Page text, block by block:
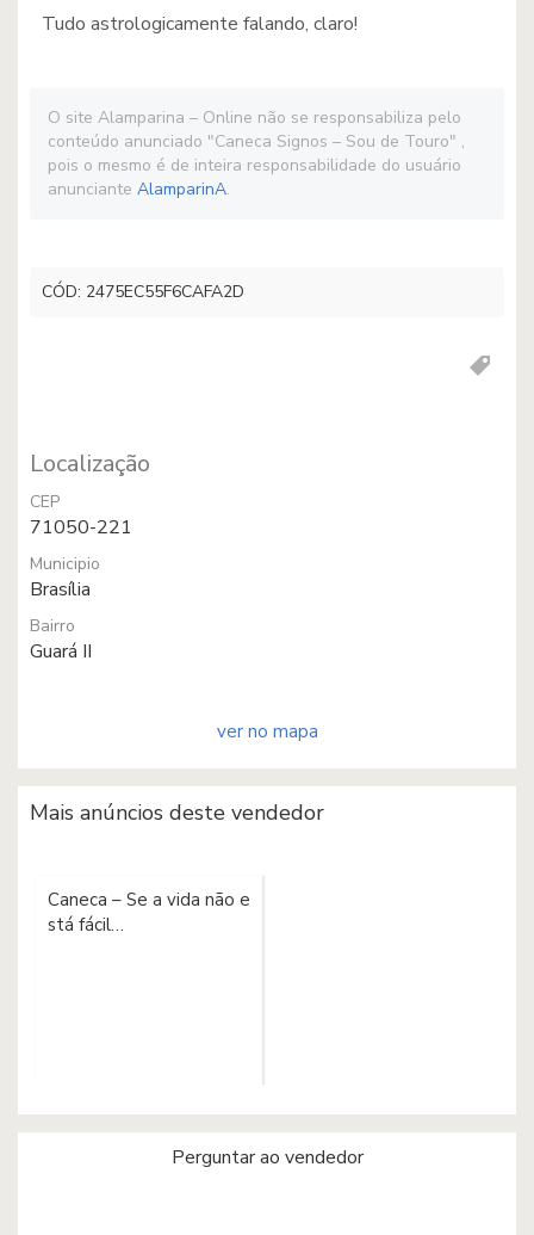
Tudo astrologicamente falando, claro!
O site Alamparina – Online não se responsabiliza pelo
conteúdo anunciado "Caneca Signos – Sou de Touro" ,
pois o mesmo é de inteira responsabilidade do usuário
anunciante AlamparinA.
CÓD: 2475EC55F6CAFA2D
Localização
CEP
71050-221
Municipio
Brasília
Bairro
Guará II
ver no mapa
Mais anúncios deste vendedor
Caneca – Se a vida não e
stá fácil…
Perguntar ao vendedor